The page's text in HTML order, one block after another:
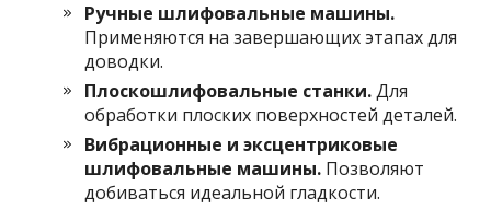
Ручные шлифовальные машины.
Применяются на завершающих этапах для
доводки.
Плоскошлифовальные станки.Для
обработки плоских поверхностей деталей.
Вибрационные и эксцентриковые
шлифовальные машины. Позволяют
добиваться идеальной гладкости.